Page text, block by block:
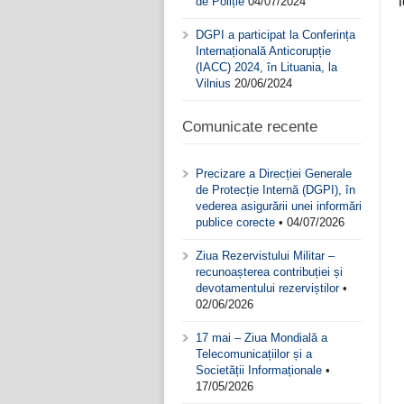
DGPI a participat la Conferința
Internațională Anticorupție
(IACC) 2024, în Lituania, la
Vilnius 20/06/2024
Comunicate recente
Precizare a Direcției Generale
de Protecție Internă (DGPI), în
vederea asigurării unei informări
publice corecte • 04/07/2026
Ziua Rezervistului Militar –
recunoașterea contribuției și
devotamentului rezerviștilor •
02/06/2026
17 mai – Ziua Mondială a
Telecomunicațiilor și a
Societății Informaționale •
17/05/2026